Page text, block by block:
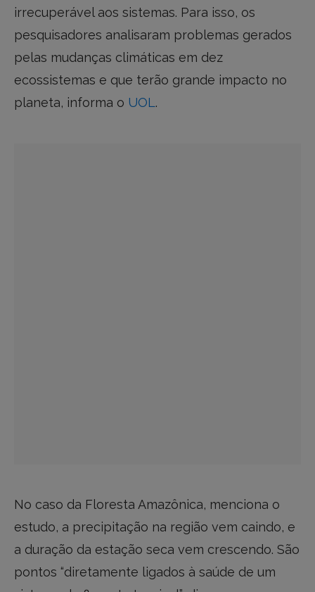
irrecuperável aos sistemas. Para isso, os
pesquisadores analisaram problemas gerados
pelas mudanças climáticas em dez
ecossistemas e que terão grande impacto no
planeta, informa o UOL.
No caso da Floresta Amazônica, menciona o
estudo, a precipitação na região vem caindo, e
a duração da estação seca vem crescendo. São
pontos “diretamente ligados à saúde de um